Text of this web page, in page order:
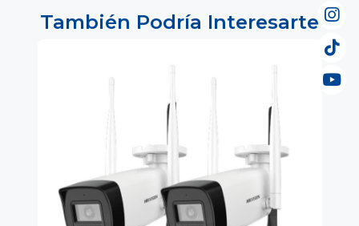
También Podría Interesarte